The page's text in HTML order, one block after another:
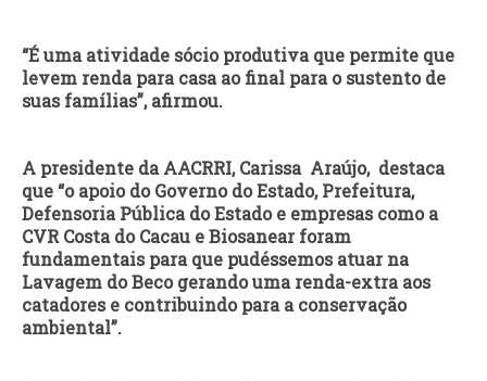
“É uma atividade sócio produtiva que permite que
levem renda para casa ao final para o sustento de
suas famílias”, afirmou.
A presidente da AACRRI, Carissa Araújo, destaca
que “o apoio do Governo do Estado, Prefeitura,
Defensoria Pública do Estado e empresas como a
CVR Costa do Cacau e Biosanear foram
fundamentais para que pudéssemos atuar na
Lavagem do Beco gerando uma renda-extra aos
catadores e contribuindo para a conservação
ambiental”.